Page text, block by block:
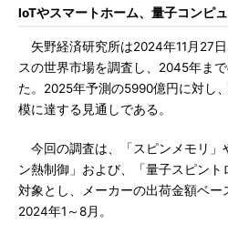
IoTやスマートホーム、量子コンピ
矢野経済研究所は2024年11月27
スの世界市場を調査し、2045年ま
た。2025年予測の5990億円に対し
模に達する見通しである。
今回の調査は、「スピンメモリ」
ン熱制御」および、「量子スピン
対象とし、メーカーの出荷金額ベー
2024年1～8月。